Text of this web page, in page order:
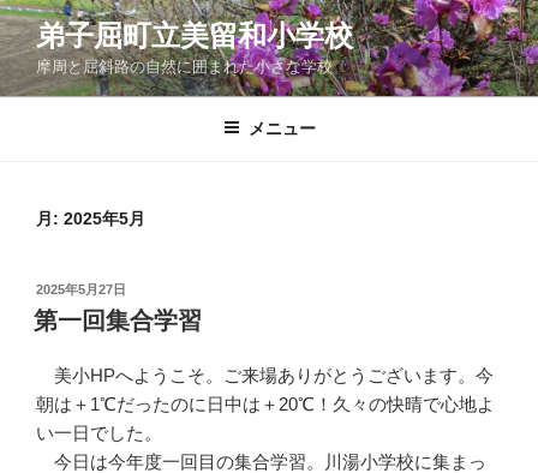
コ
ン
テ
ン
弟子屈町立美留和小学校
摩周と屈斜路の自然に囲まれた小さな学校
メニュー
月: 2025年5月
投
稿
日:
2025年5月27日
第一回集合学習
美小HPへようこそ。ご来場ありがとうございます。今
朝は＋1℃だったのに日中は＋20℃！久々の快晴で心地よ
い一日でした。
今日は今年度一回目の集合学習。川湯小学校に集まっ